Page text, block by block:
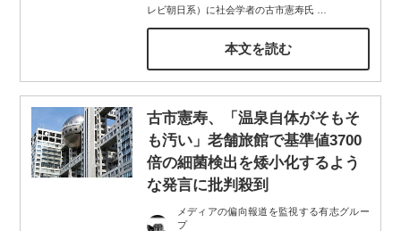
レビ朝日系）に社会学者の古市憲寿氏
本文を読む
古市憲寿、「温泉自体がそもそ
も汚い」老舗旅館で基準値3700
倍の細菌検出を矮小化するよう
な発言に批判殺到
メディアの偏向報道を監視する有志グルー
プ